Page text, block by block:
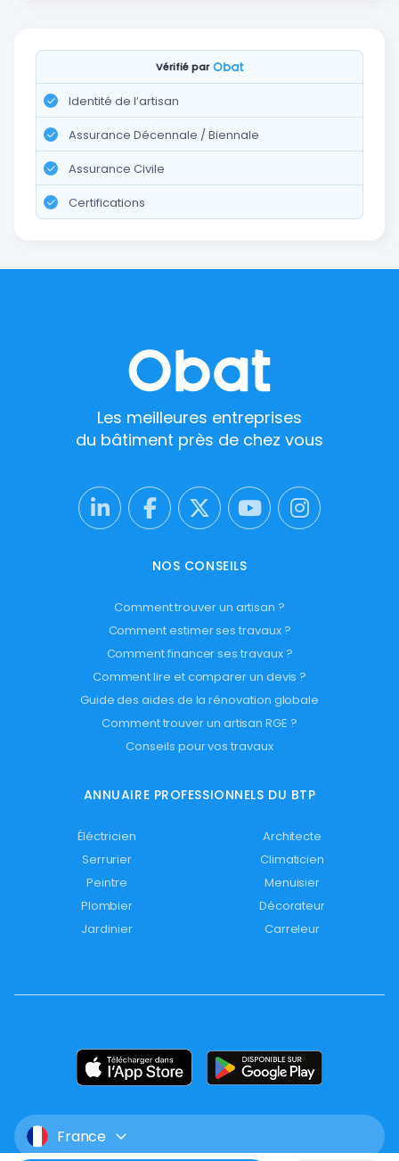
Vérifié par
Identité de l’artisan
Assurance Décennale / Biennale
Assurance Civile
Certifications
Les meilleures entreprises
du bâtiment près de chez vous
NOS CONSEILS
Comment trouver un artisan ?
Comment estimer ses travaux ?
Comment financer ses travaux ?
Comment lire et comparer un devis ?
Guide des aides de la rénovation globale
Comment trouver un artisan RGE ?
Conseils pour vos travaux
ANNUAIRE PROFESSIONNELS DU BTP
Éléctricien
Architecte
Serrurier
Climaticien
Peintre
Menuisier
Plombier
Décorateur
Jardinier
Carreleur
France